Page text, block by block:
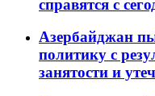
справятся с
Азербайджан
политику с
занятости и